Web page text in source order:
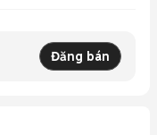
Đăng bán